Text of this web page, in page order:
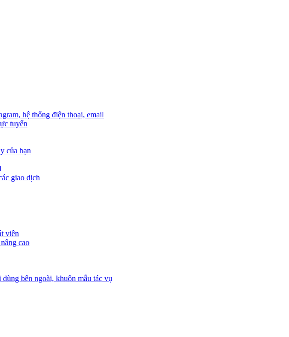
hệ thống điện thoại, email
tuyến
của bạn
giao dịch
viên
cao
bên ngoài, khuôn mẫu tác vụ